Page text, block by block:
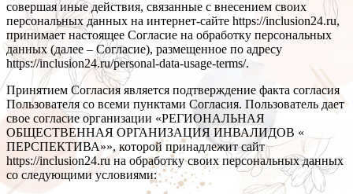
совершая иные действия, связанные с внесением своих
персональных данных на интернет-сайте https://inclusion24.ru,
принимает настоящее Согласие на обработку персональных
данных (далее – Согласие), размещенное по адресу
https://inclusion24.ru/personal-data-usage-terms/.
Принятием Согласия является подтверждение факта согласия
Пользователя со всеми пунктами Согласия. Пользователь дает
свое согласие организации «РЕГИОНАЛЬНАЯ
ОБЩЕСТВЕННАЯ ОРГАНИЗАЦИЯ ИНВАЛИДОВ «
ПЕРСПЕКТИВА»», которой принадлежит сайт
https://inclusion24.ru на обработку своих персональных данных
со следующими условиями: